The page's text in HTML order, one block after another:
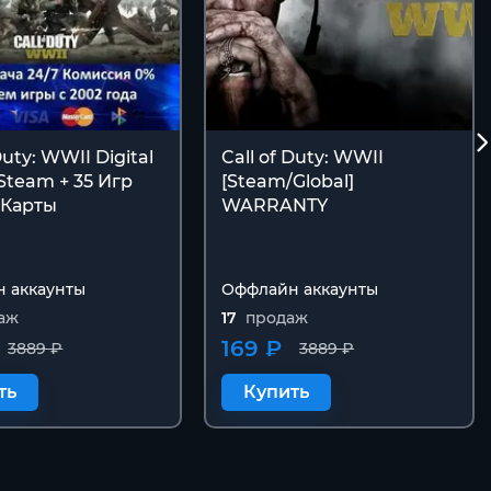
WWII Digital
+ 35 Игр
3889 ₽
Call of Duty: WWII
[Steam/Global]
WARRANTY
Оффлайн аккаунты
17 продаж
3889 ₽
169 ₽
Купить